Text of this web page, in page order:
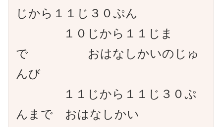
じから１１じ３０ぷん
１０じから１１じま
で おはなしかいのじゅ
んび
１１じから１１じ３０ぷ
んまで おはなしかい